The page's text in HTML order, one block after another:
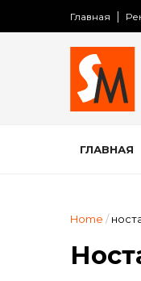
Главная
ГЛАВНАЯ
Home /